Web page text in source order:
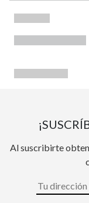
Al suscribirte